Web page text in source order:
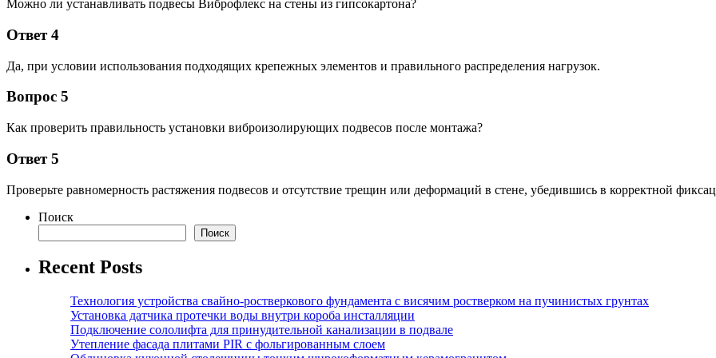
Можно ли устанавливать подвесы Виброфлекс на стены из гипсокартона?
Ответ 4
Да, при условии использования подходящих крепежных элементов и правильного распределения нагрузок.
Вопрос 5
Как проверить правильность установки виброизолирующих подвесов после монтажа?
Ответ 5
Проверьте равномерность растяжения подвесов и отсутствие трещин или деформаций в стене, убедившись в корректной
Поиск
Поиск
Recent Posts
Технология устройства свайно-ростверкового фундамента с висячим ростверком на пучинистых грунтах
Установка датчика протечки воды внутри короба инсталляции
Подключение сололифта для принудительной канализации в подвале
Утепление фасада плитами PIR с фольгированным слоем